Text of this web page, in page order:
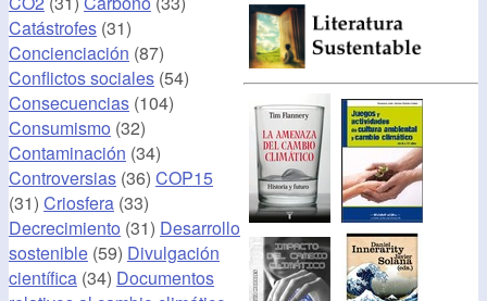
Catástrofes (31)
Concienciación (87)
Conflictos sociales (54)
Consecuencias (104)
Consumismo (32)
Contaminación (34)
Controversias (36) COP15
(31) Criosfera (33)
Decrecimiento (31) Desarrollo
sostenible (59) Divulgación
científica (34) Documentos